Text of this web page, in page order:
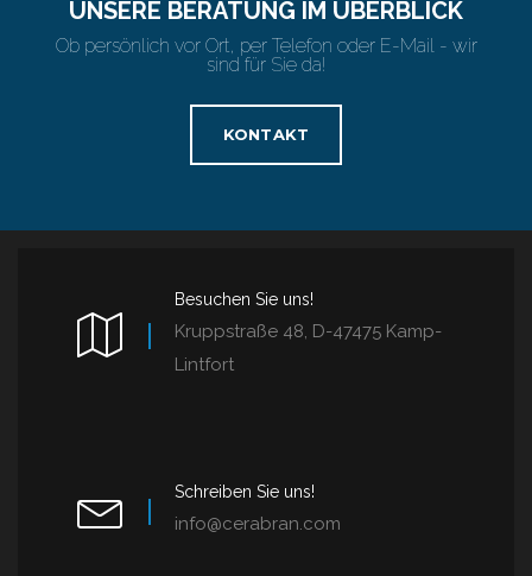
UNSERE BERATUNG IM ÜBERBLICK
Ob persönlich vor Ort, per Telefon oder E-Mail - wir
sind für Sie da!
KONTAKT
Besuchen Sie uns!
Kruppstraße 48, D-47475 Kamp-
Lintfort
Schreiben Sie uns!
info@cerabran.com